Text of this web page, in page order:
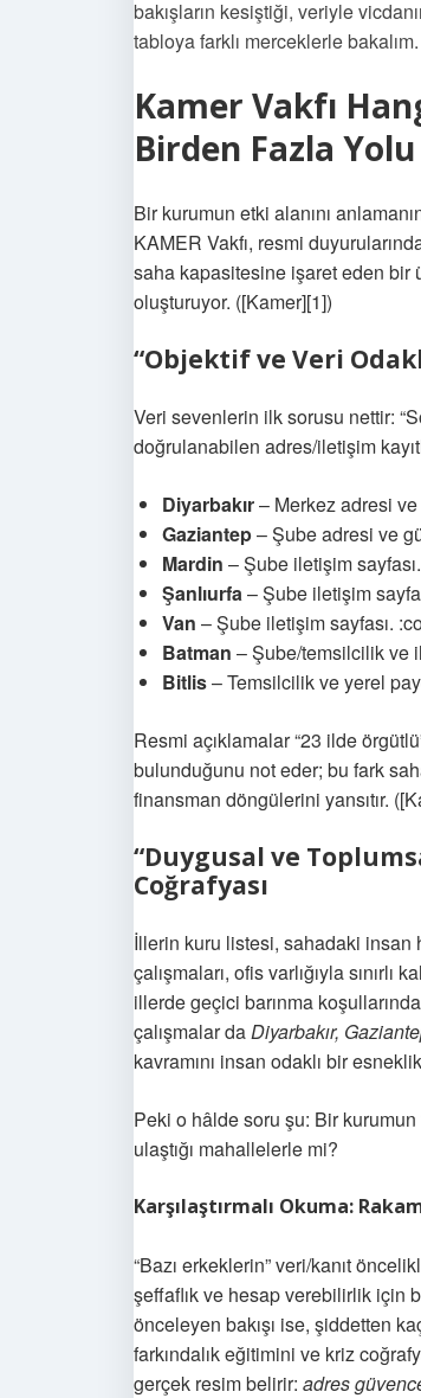
bakışların kesiştiği, veriyle
tabloya farklı merceklerle bakalım.
Kamer Vakfı
Birden Fazla Yolu
Bir kurumun etki alanını
KAMER Vakfı, resmi
saha kapasitesine işaret eden bir
oluşturuyor. ([Kamer][1])
“Objektif ve Veri
Veri sevenlerin ilk sorusu nettir:
doğrulanabilen adres/iletişim
Diyarbakır– Merkez adresi
Gaziantep– Şube adresi ve
Mardin – Şube iletişim
Şanlıurfa– Şube iletişim
Van – Şube iletişim sayfası.
Batman – Şube/temsilcilik ve
Bitlis– Temsilcilik ve yerel
Resmi açıklamalar “23 ilde
bulunduğunu not eder; bu fark
finansman döngülerini yansıtır.
“Duygusal ve
Coğrafyası
İllerin kuru listesi, sahadaki insan
çalışmaları, ofis varlığıyla sınırlı
illerde geçici barınma
çalışmalar daDiyarbakır,
kavramını insan odaklı bir
Peki o hâlde soru şu: Bir
ulaştığı mahallelerle mi?
Karşılaştırmalı Okuma:
“Bazı erkeklerin” veri/kanıt
şeffaflık ve hesap verebilirlik için
önceleyen bakışı ise, şiddetten
farkındalık eğitimini ve kriz
gerçek resim belirir: adres